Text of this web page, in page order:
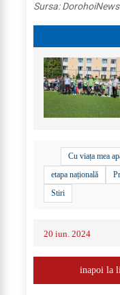
Sursa:
Cu viața mea
etapa națională
Stiri
20 iun. 2024
inapoi la